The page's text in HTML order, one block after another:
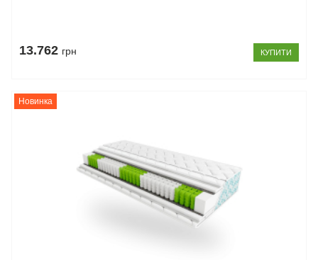
13.762 грн КУПИТИ
Новинка